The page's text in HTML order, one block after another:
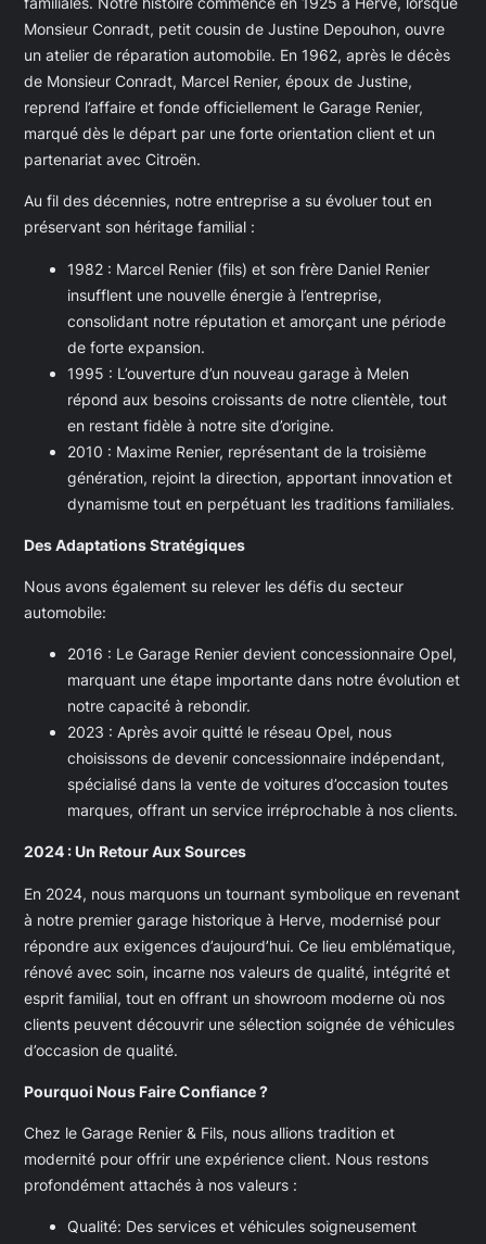
Monsieur Conradt, petit cousin de Justine Depouhon, ouvre
un atelier de réparation automobile. En 1962, après le décès
de Monsieur Conradt, Marcel Renier, époux de Justine,
reprend l’affaire et fonde officiellement le Garage Renier,
marqué dès le départ par une forte orientation client et un
partenariat avec Citroën.
Au fil des décennies, notre entreprise a su évoluer tout en
préservant son héritage familial :
1982 : Marcel Renier (fils) et son frère Daniel Renier
insufflent une nouvelle énergie à l’entreprise,
consolidant notre réputation et amorçant une période
de forte expansion.
1995 : L’ouverture d’un nouveau garage à Melen
répond aux besoins croissants de notre clientèle, tout
en restant fidèle à notre site d’origine.
2010 : Maxime Renier, représentant de la troisième
génération, rejoint la direction, apportant innovation et
dynamisme tout en perpétuant les traditions familiales.
Des Adaptations Stratégiques
Nous avons également su relever les défis du secteur
automobile:
2016 : Le Garage Renier devient concessionnaire Opel,
marquant une étape importante dans notre évolution et
notre capacité à rebondir.
2023 : Après avoir quitté le réseau Opel, nous
choisissons de devenir concessionnaire indépendant,
spécialisé dans la vente de voitures d’occasion toutes
marques, offrant un service irréprochable à nos clients.
2024 : Un Retour Aux Sources
En 2024, nous marquons un tournant symbolique en revenant
à notre premier garage historique à Herve, modernisé pour
répondre aux exigences d’aujourd’hui. Ce lieu emblématique,
rénové avec soin, incarne nos valeurs de qualité, intégrité et
esprit familial, tout en offrant un showroom moderne où nos
clients peuvent découvrir une sélection soignée de véhicules
d’occasion de qualité.
Pourquoi Nous Faire Confiance ?
Chez le Garage Renier & Fils, nous allions tradition et
modernité pour offrir une expérience client. Nous restons
profondément attachés à nos valeurs :
Qualité: Des services et véhicules soigneusement